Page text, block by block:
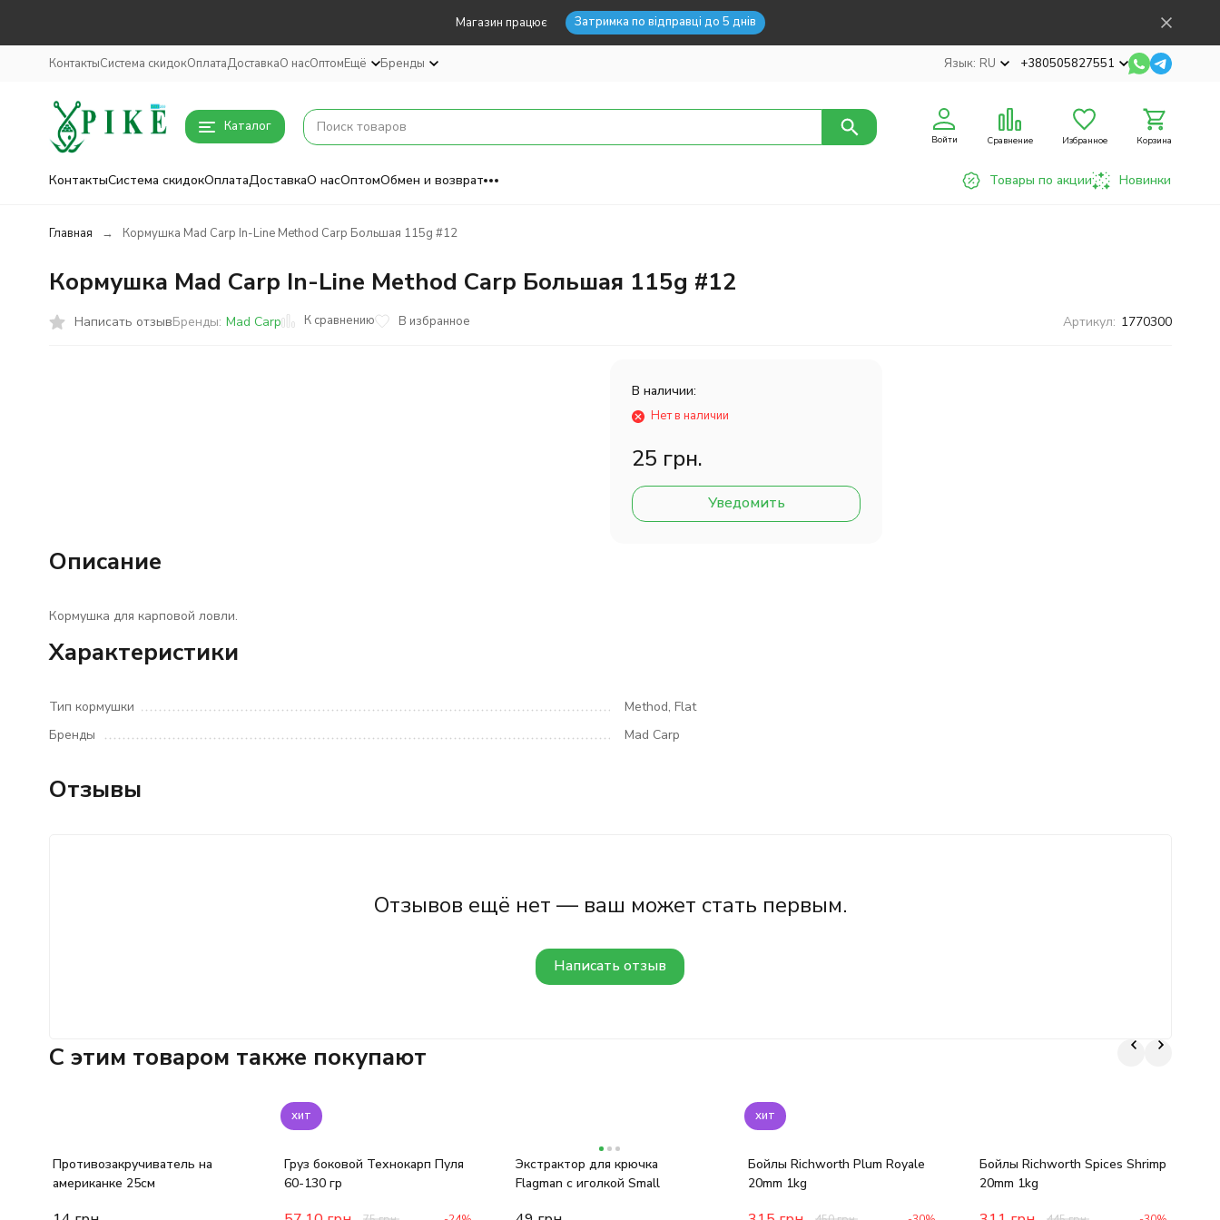
Магазин працює Затримка по відправці до 5 днів
КонтактыСистема скидокОплатаДоставкаО насОптомЕщё Бренды Язык: RU +380505827551
Каталог
Войти Сравнение Избранное Корзина
КонтактыСистема скидокОплатаДоставкаО насОптомОбмен и возврат Товары по акции Новинки
Главная Кормушка Mad Carp In-Line Method Carp Большая 115g #12
Кормушка Mad Carp In-Line Method Carp Большая 115g #12
Написать отзывБренды: Mad Carp К сравнению В избранное Артикул: 1770300
В наличии:
Нет в наличии
25 грн.
Уведомить
Описание
Кормушка для карповой ловли.
Характеристики
Тип кормушки
Method, Flat
Бренды
Mad Carp
Отзывы
Отзывов ещё нет — ваш может стать первым.
Написать отзыв
C этим товаром также покупают
Противозакручиватель на
американке 25см
хит
Груз боковой Технокарп Пуля
60-130 гр
Экстрактор для крючка
Flagman с иголкой Small
хит
Бойлы Richworth Plum Royale
20mm 1kg
Бойлы Richworth Spices Shrimp
20mm 1kg